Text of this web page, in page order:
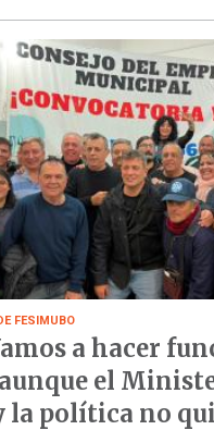
FESIMUBO
a hacer
el
la política no